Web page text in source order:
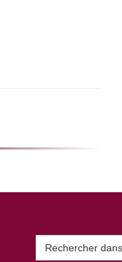
Search
for: